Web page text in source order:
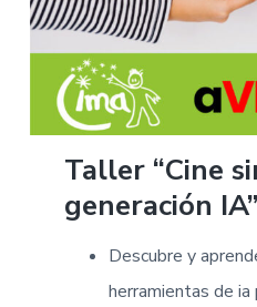
Taller “Cine
generación IA”
Descubre y
herramientas de